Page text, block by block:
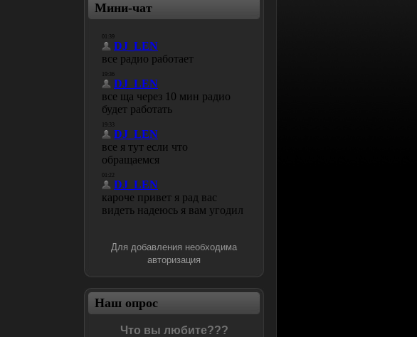
Мини-чат
Для добавления необходима
авторизация
Наш опрос
Что вы любите???